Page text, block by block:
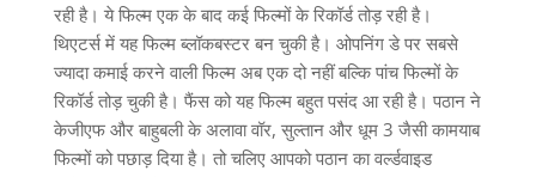
रही है। ये फिल्म एक के बाद कई फिल्मों के रिकॉर्ड तोड़ रही है।
थिएटर्स में यह फिल्म ब्लॉकबस्टर बन चुकी है। ओपनिंग डे पर सबसे
ज्यादा कमाई करने वाली फिल्म अब एक दो नहीं बल्कि पांच फिल्मों के
रिकॉर्ड तोड़ चुकी है। फैंस को यह फिल्म बहुत पसंद आ रही है। पठान ने
केजीएफ और बाहुबली के अलावा वॉर, सुल्तान और धूम 3 जैसी कामयाब
फिल्मों को पछाड़ दिया है। तो चलिए आपको पठान का वर्ल्डवाइड